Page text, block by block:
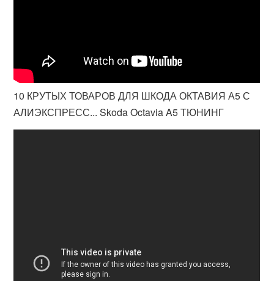
10 КРУТЫХ ТОВАРОВ ДЛЯ ШКОДА ОКТАВИЯ А5 С
АЛИЭКСПРЕСС... Skoda Octavia A5 ТЮНИНГ